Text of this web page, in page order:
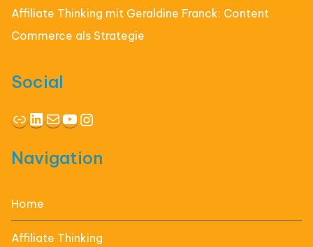
Affiliate Thinking mit Geraldine Franck: Content
Commerce als Strategie
Social
LinkLinkedIn
E-MailYouTube
Instagram
Navigation
Home
Affiliate Thinking